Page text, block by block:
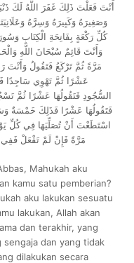
أَنْتَ فَعَلْتَ ذَلِكَ غَفَرَ اللَّهُ لَكَ
وَصَغِيرَهُ وَكَبِيرَهُ وَسِرَّهُ
كُلِّ رَكْعَةٍ بِفَاتِحَةِ الْكِتَابِ
وَأَنْتَ قَائِمٌ سُبْحَانَ اللَّهِ
مَرَّةً ثُمَّ تَرْكَعُ فَتَقُولُ وَأَنْتَ
عَشْرًا ثُمَّ تَهْوِي سَاجِدًا
السُّجُودِ فَتَقُولُهَا عَشْرًا ثُمَّ
فَتَقُولُهَا عَشْرًا فَذَلِكَ خَمْسَةٌ
اسْتَطَعْتَ أَنْ تُصَلِّيَهَا فِي كُلِّ
مَرَّةً فَإِنْ لَمْ تَفْعَلْ
Mahukah aku
kamu satu pemberian?
aku lakukan sesuatu
lakukan, Allah akan
dan terakhir, yang
dan yang tidak
dilakukan secara